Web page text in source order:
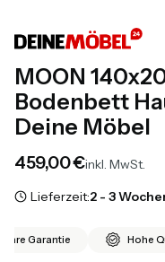
MOON
Bodenbett
Deine Möbel
Preis
459,00 €inkl. MwSt.
Lieferzeit:2 - 3
Garantie Hohe